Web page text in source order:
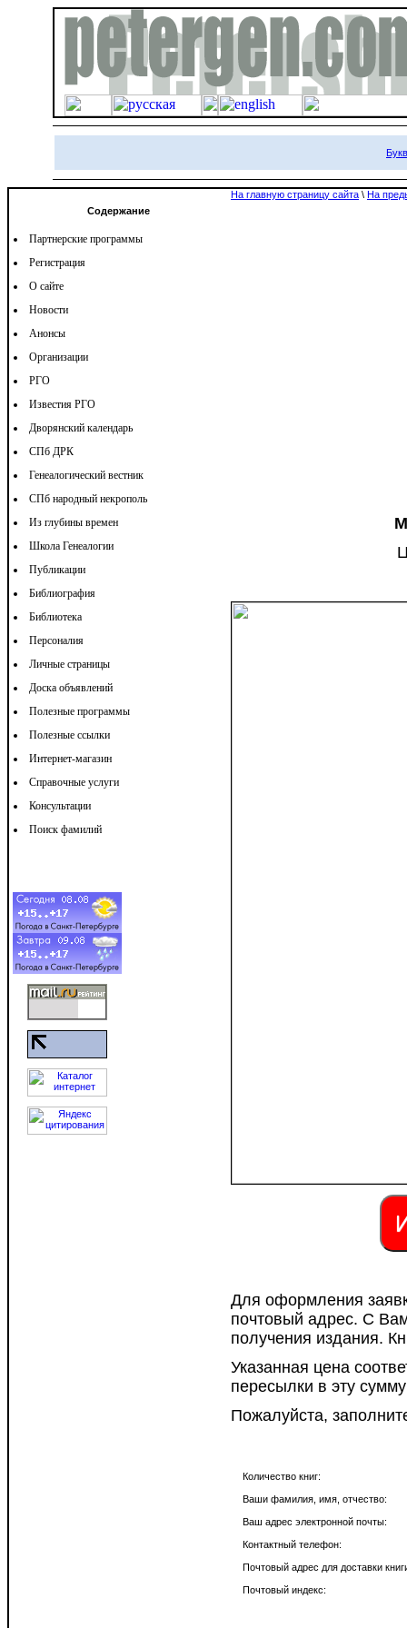
Содержание
Партнерские программы
Регистрация
О сайте
Новости
Анонсы
Организации
РГО
Известия РГО
Дворянский календарь
СПб ДРК
Генеалогический вестник
СПб народный некрополь
Из глубины времен
Школа Генеалогии
Публикации
Библиография
Библиотека
Персоналия
Личные страницы
Доска объявлений
Полезные программы
Полезные ссылки
Интернет-магазин
Справочные услуги
Консультации
Поиск фамилий
На главную страницу сайта \ На
Для оформления
почтовый адрес. С
получения издания.
Указанная цена
пересылки в эту
Пожалуйста,
Количество книг:
Ваши фамилия, имя, отчество:
Ваш адрес электронной почты:
Контактный телефон:
Почтовый адрес для доставки
Почтовый индекс: